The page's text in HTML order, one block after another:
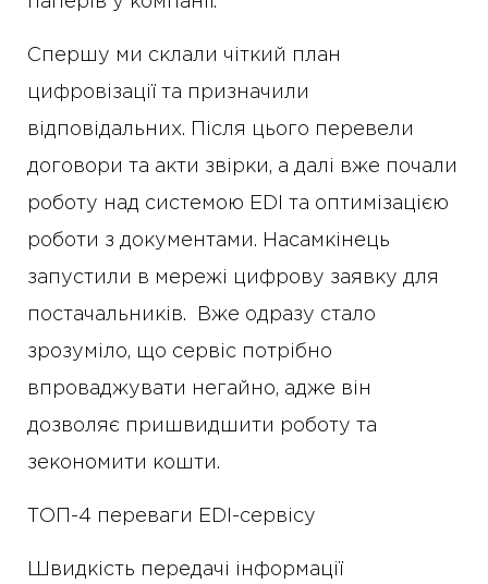
Спершу ми склали чіткий план
цифровізації та призначили
відповідальних. Після цього перевели
договори та акти звірки, а далі вже почали
роботу над системою EDI та оптимізацією
роботи з документами. Насамкінець
запустили в мережі цифрову заявку для
постачальників. Вже одразу стало
зрозуміло, що сервіс потрібно
впроваджувати негайно, адже він
дозволяє пришвидшити роботу та
зекономити кошти.
ТОП-4 переваги EDI-сервісу
Швидкість передачі інформації